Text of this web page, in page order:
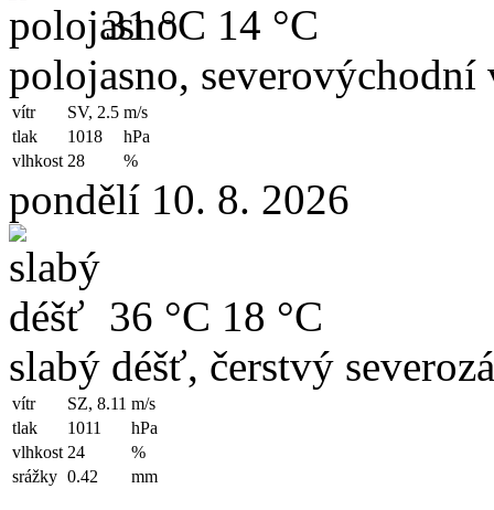
31 °C 14 °C
polojasno, severovýchodní
vítr SV, 2.5 m/s
tlak
1018
hPa
vlhkost 28 %
pondělí 10. 8. 2026
36 °C 18 °C
slabý déšť, čerstvý
vítr SZ, 8.11 m/s
tlak
1011
hPa
vlhkost 24
%
srážky 0.42 mm